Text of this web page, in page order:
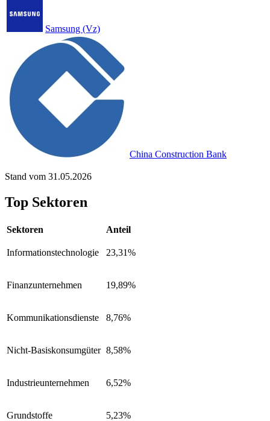
Samsung (Vz)
China Construction Bank
Stand vom 31.05.2026
Top Sektoren
Sektoren Anteil
Informationstechnologie 23,31%
Finanzunternehmen 19,89%
Kommunikationsdienste 8,76%
Nicht-Basiskonsumgüter 8,58%
Industrieunternehmen 6,52%
Grundstoffe 5,23%